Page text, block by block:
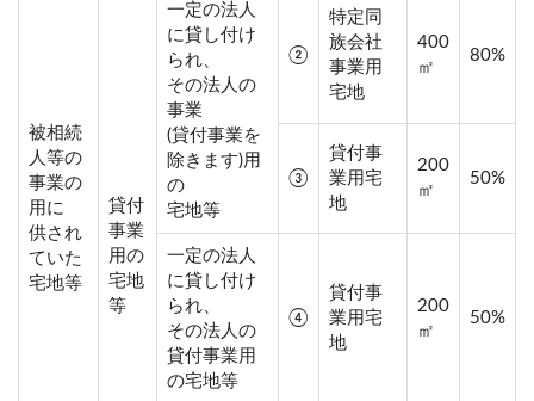
被相続
人等の
事業の
用に
供され
ていた
宅地等
貸付
事業
用の
宅地
等
一定の法人
に貸し付け
られ、
その法人の
事業
(貸付事業を
除きます)用
の
宅地等
②
特定同
族会社
事業用
宅地
400
㎡
80%
③
貸付事
業用宅
地
200
㎡
50%
一定の法人
に貸し付け
られ、
その法人の
貸付事業用
の宅地等
④
貸付事
業用宅
地
200
㎡
50%